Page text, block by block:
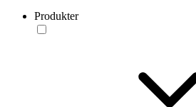
Produkter